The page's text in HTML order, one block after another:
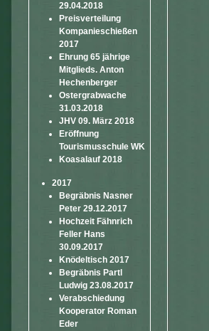
29.04.2018
Preisverteilung
Kompanieschießen
2017
Ehrung 65 jährige
Mitglieds. Anton
Hechenberger
Ostergrabwache
31.03.2018
JHV 09. März 2018
Eröffnung
Tourismusschule WK
Koasalauf 2018
2017
Begräbnis Nasner
Peter 29.12.2017
Hochzeit Fähnrich
Feller Hans
30.09.2017
Knödeltisch 2017
Begräbnis Partl
Ludwig 23.08.2017
Verabschiedung
Kooperator Roman
Eder